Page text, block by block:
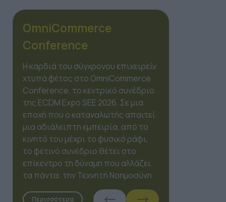
OmiMarketing
Conference
Το marketing δεν είναι πια μια
γραμμική διαδικασία, αλλά ένα
οικοσύστημα από χιλιάδες
δεδομένα. Στο πλαίσιο της ECDM
Expo 2026, το OmniMarketing
Conference έρχεται να
επαναπροσδιορίσει τον τρόπο
που τα brands συνδέονται με τους
ανθρώπους, τοποθετώντας την
Τεχνητή Νοημοσύνη στη θέση του